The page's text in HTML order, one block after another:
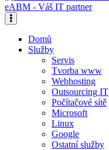
eABM - Váš IT partner
Domů
Služby
Servis
Tvorba www
Webhosting
Outsourcing IT
Počítačové sítě
Microsoft
Linux
Google
Ostatní služby